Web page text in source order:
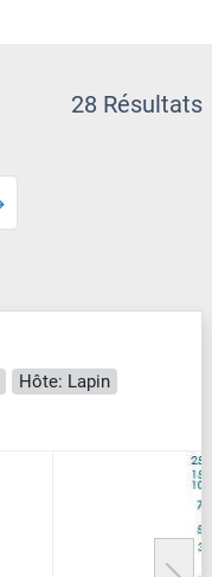
28 Résultats
Hôte: Lapin